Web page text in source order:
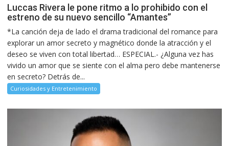
Luccas Rivera le pone ritmo a lo prohibido con el
estreno de su nuevo sencillo “Amantes”
*La canción deja de lado el drama tradicional del romance para
explorar un amor secreto y magnético donde la atracción y el
deseo se viven con total libertad… ESPECIAL.- ¿Alguna vez has
vivido un amor que se siente con el alma pero debe mantenerse
en secreto? Detrás de...
Curiosidades y Entretenimiento